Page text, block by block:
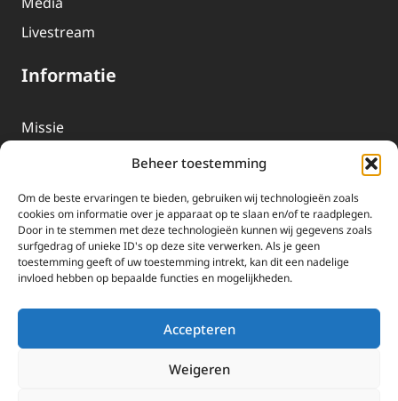
Beheer toestemming
Om de beste ervaringen te bieden, gebruiken wij technologieën zoals
cookies om informatie over je apparaat op te slaan en/of te raadplegen.
Door in te stemmen met deze technologieën kunnen wij gegevens zoals
surfgedrag of unieke ID's op deze site verwerken. Als je geen
toestemming geeft of uw toestemming intrekt, kan dit een nadelige
invloed hebben op bepaalde functies en mogelijkheden.
Accepteren
Weigeren
Livestream
Informatie
Missie
EWTN-Team
Organisatiegegevens
Doneren
EWTN wordt uitsluitend gefinancierd door uw donaties.
Wij ontvangen bewust geen advertentie-inkomsten of